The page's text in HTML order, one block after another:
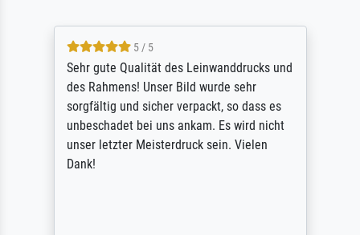
5 / 5
Sehr gute Qualität des Leinwanddrucks und
des Rahmens! Unser Bild wurde sehr
sorgfältig und sicher verpackt, so dass es
unbeschadet bei uns ankam. Es wird nicht
unser letzter Meisterdruck sein. Vielen
Dank!